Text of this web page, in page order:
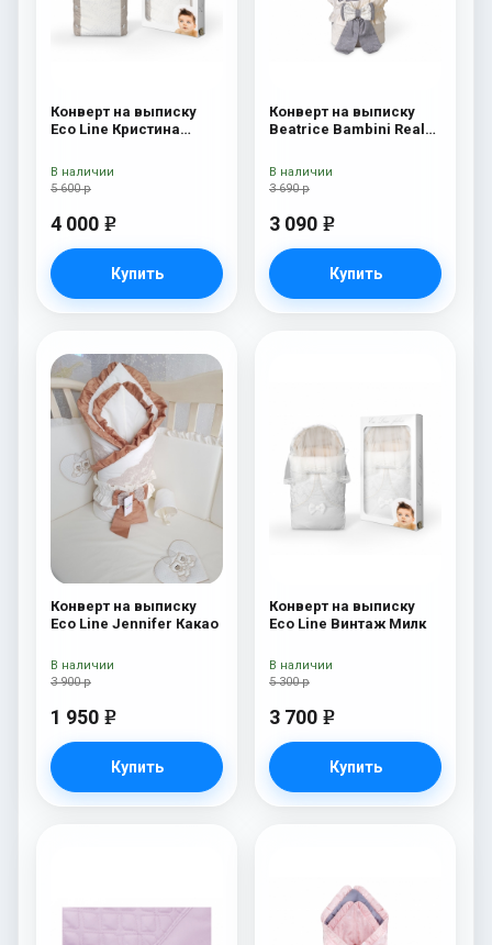
Конверт на выписку
Eco Line Кристина
5 600 р
4 000 e
Купить
В наличии
Конверт на выписку
Beatrice Bambini Reale
3 690 р
3 090 e
Купить
В наличии
Конверт на выписку
Eco Line Jennifer Какао
3 900 р
1 950 e
Купить
В наличии
Конверт на выписку
Eco Line Винтаж Милк
5 300 р
3 700 e
Купить
В наличии